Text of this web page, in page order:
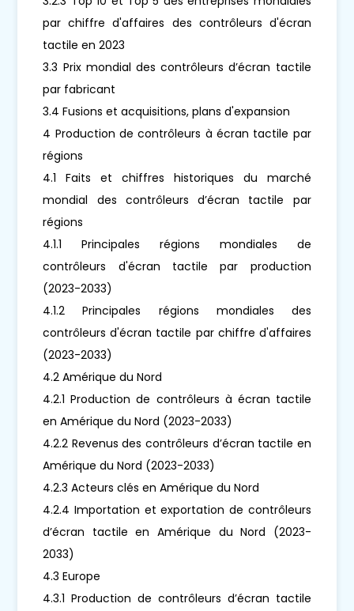
par chiffre d'affaires des contrôleurs d'écran
tactile en 2023
3.3 Prix mondial des contrôleurs d’écran tactile
par fabricant
3.4 Fusions et acquisitions, plans d'expansion
4 Production de contrôleurs à écran tactile par
régions
4.1 Faits et chiffres historiques du marché
mondial des contrôleurs d’écran tactile par
régions
4.1.1 Principales régions mondiales de
contrôleurs d'écran tactile par production
(2023-2033)
4.1.2 Principales régions mondiales des
contrôleurs d'écran tactile par chiffre d'affaires
(2023-2033)
4.2 Amérique du Nord
4.2.1 Production de contrôleurs à écran tactile
en Amérique du Nord (2023-2033)
4.2.2 Revenus des contrôleurs d’écran tactile en
Amérique du Nord (2023-2033)
4.2.3 Acteurs clés en Amérique du Nord
4.2.4 Importation et exportation de contrôleurs
d’écran tactile en Amérique du Nord (2023-
2033)
4.3 Europe
4.3.1 Production de contrôleurs d’écran tactile